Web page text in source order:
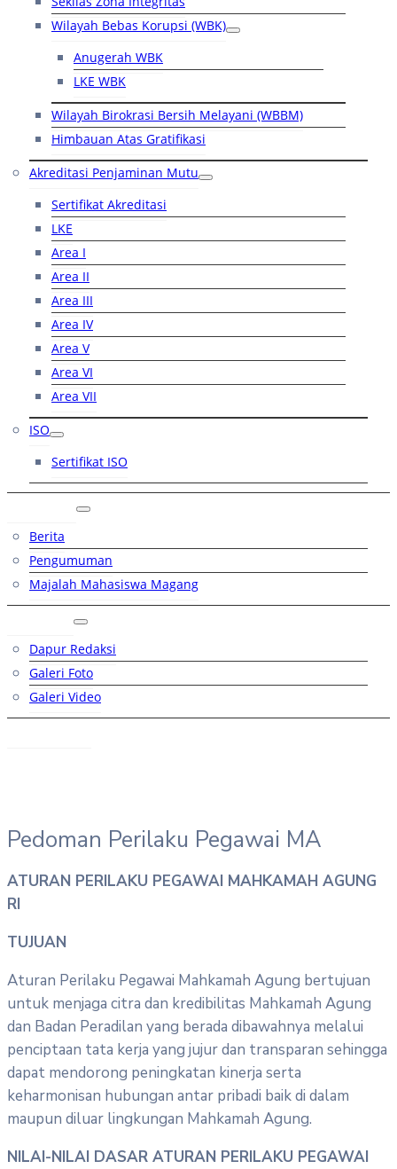
Wilayah Bebas Korupsi (WBK)
Anugerah WBK
LKE WBK
Wilayah Birokrasi Bersih Melayani (WBBM)
Himbauan Atas Gratifikasi
Akreditasi Penjaminan Mutu
Sertifikat Akreditasi
LKE
Area I
Area II
Area III
Area IV
Area V
Area VI
Area VII
ISO
Sertifikat ISO
Berita
Pengumuman
Majalah Mahasiswa Magang
Dapur Redaksi
Galeri Foto
Galeri Video
Pedoman Perilaku Pegawai MA
ATURAN PERILAKU PEGAWAI MAHKAMAH AGUNG
RI
TUJUAN
Aturan Perilaku Pegawai Mahkamah Agung bertujuan
untuk menjaga citra dan kredibilitas Mahkamah Agung
dan Badan Peradilan yang berada dibawahnya melalui
penciptaan tata kerja yang jujur dan transparan sehingga
dapat mendorong peningkatan kinerja serta
keharmonisan hubungan antar pribadi baik di dalam
maupun diluar lingkungan Mahkamah Agung.
NILAI-NILAI DASAR ATURAN PERILAKU PEGAWAI